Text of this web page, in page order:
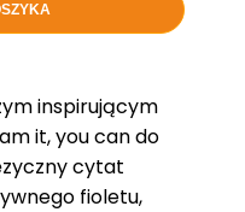
inspirującym
it, you can do
cytat
fioletu,